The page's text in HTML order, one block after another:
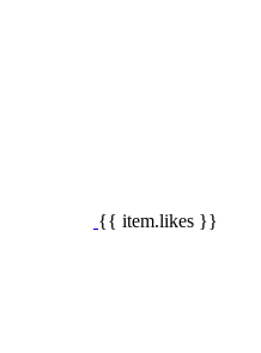
{{ item.likes }}